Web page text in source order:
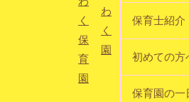
保育士紹介
初めての方
保育園の一